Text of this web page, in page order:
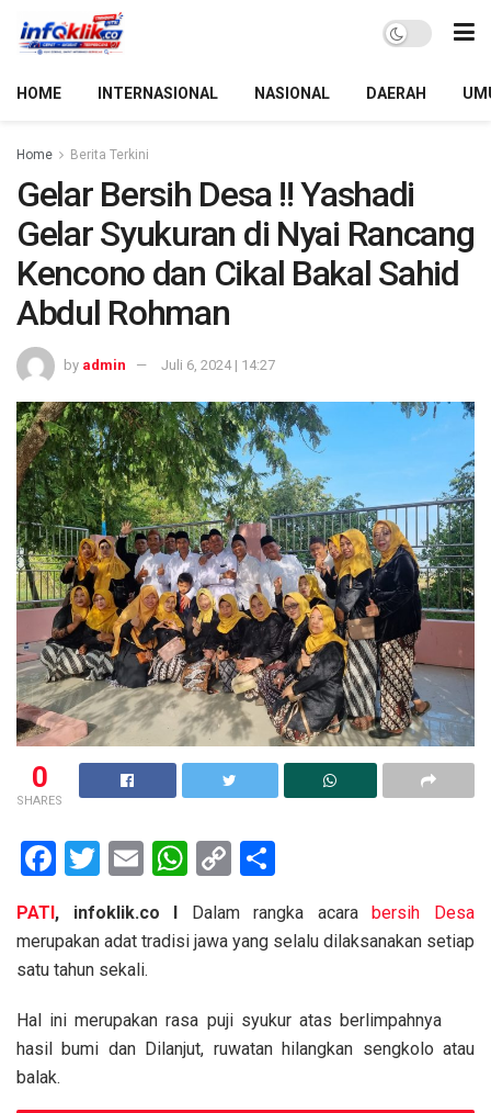
HOME INTERNASIONAL NASIONAL DAERAH
Home Berita Terkini
Gelar Bersih Desa !! Yashadi
Gelar Syukuran di Nyai Rancang
Kencono dan Cikal Bakal Sahid
Abdul Rohman
by admin Juli 6, 2024 | 14:27
0
SHARES
F
ce
b
o
k
T
tt
er
E
ail
W
at
s
p
p
C
py
Li
k
ar
PATI, infoklik.co I Dalam rangka acarabersih Desa
merupakan adat tradisi jawa yang selalu dilaksanakan setiap
satu tahun sekali.
Hal ini merupakan rasa puji syukur atas berlimpahnya
hasil bumi dan Dilanjut, ruwatan hilangkan sengkolo atau
balak.